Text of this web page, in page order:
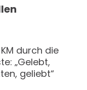
durch die
„Gelebt,
geliebt“